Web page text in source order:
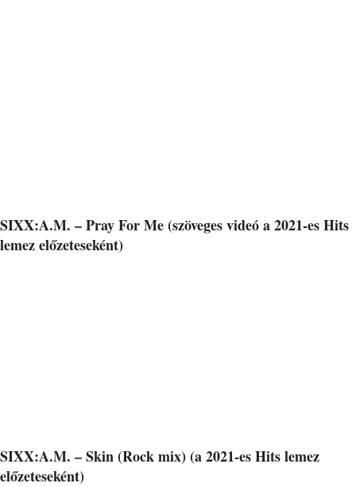
SIXX:A.M. – Pray For Me (szöveges videó a 2021-es Hits
lemez előzeteseként)
SIXX:A.M. – Skin (Rock mix) (a 2021-es Hits lemez
előzeteseként)